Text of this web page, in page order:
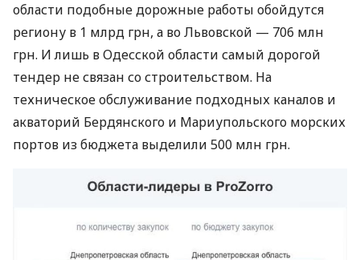
области подобные дорожные работы обойдутся
региону в 1 млрд грн, а во Львовской — 706 млн
грн. И лишь в Одесской области самый дорогой
тендер не связан со строительством. На
техническое обслуживание подходных каналов и
акваторий Бердянского и Мариупольского морских
портов из бюджета выделили 500 млн грн.